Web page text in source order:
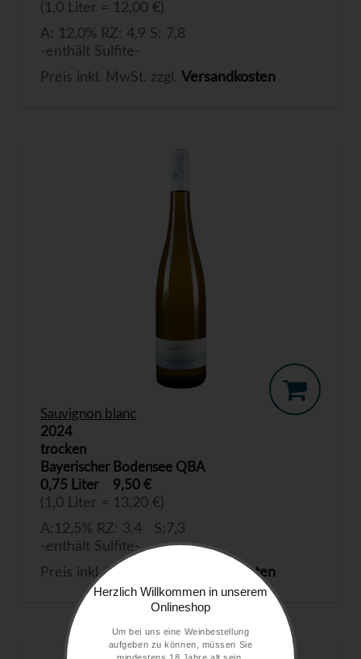
(1,0 Liter = 12,00 €)
A: 12,0% RZ: 4,9 S: 7,8
-enthält Sulfite-
Preis inkl. MwSt. zzgl. Versandkosten
Sauvignon blanc
2024
trocken
Bayerischer Bodensee QBA
0,75 Liter
9,50 €
(1,0 Liter = 13,20 €)
A:12,5% RZ: 3,4 S:7,3
-enthält Sulfite-
Preis inkl. MwSt. zzgl.
Versandkosten
Herzlich Willkommen in unserem
Onlineshop
Um bei uns eine Weinbestellung
aufgeben zu können, müssen Sie